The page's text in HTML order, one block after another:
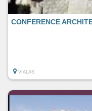
CONFERENCE
VIALAS